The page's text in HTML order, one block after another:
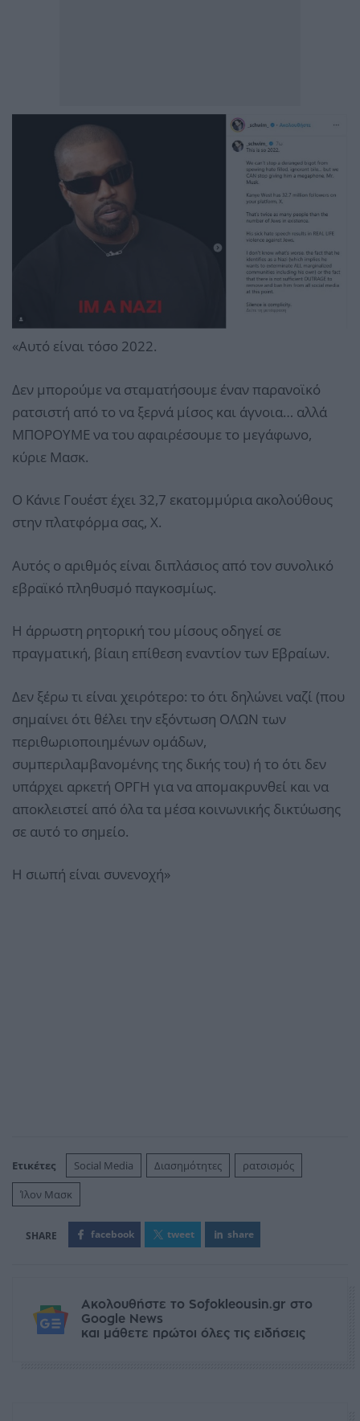
«Αυτό είναι τόσο 2022.
Δεν μπορούμε να σταματήσουμε έναν παρανοϊκό
ρατσιστή από το να ξερνά μίσος και άγνοια… αλλά
ΜΠΟΡΟΥΜΕ να του αφαιρέσουμε το μεγάφωνο,
κύριε Μασκ.
Ο Κάνιε Γουέστ έχει 32,7 εκατομμύρια ακολούθους
στην πλατφόρμα σας, Χ.
Αυτός ο αριθμός είναι διπλάσιος από τον συνολικό
εβραϊκό πληθυσμό παγκοσμίως.
Η άρρωστη ρητορική του μίσους οδηγεί σε
πραγματική, βίαιη επίθεση εναντίον των Εβραίων.
Δεν ξέρω τι είναι χειρότερο: το ότι δηλώνει ναζί (που
σημαίνει ότι θέλει την εξόντωση ΟΛΩΝ των
περιθωριοποιημένων ομάδων,
συμπεριλαμβανομένης της δικής του) ή το ότι δεν
υπάρχει αρκετή ΟΡΓΗ για να απομακρυνθεί και να
αποκλειστεί από όλα τα μέσα κοινωνικής δικτύωσης
σε αυτό το σημείο.
Η σιωπή είναι συνενοχή»
Ετικέτες Social Media Διασημότητες
ρατσισμός
Ίλον Μασκ
facebook tweet share
Ακολουθήστε το Sofokleousin.gr στο
Google News
και μάθετε πρώτοι όλες τις ειδήσεις